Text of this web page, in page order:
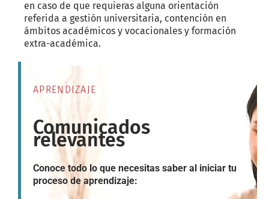
en caso de que requieras alguna orientación
referida a gestión universitaria, contención en
ámbitos académicos y vocacionales y formación
extra-académica.
APRENDIZAJE
Comunicados
relevantes
Conoce todo lo que necesitas saber al iniciar tu
proceso de aprendizaje: